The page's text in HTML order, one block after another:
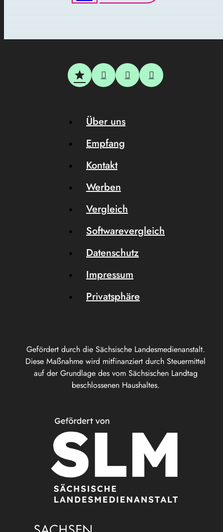
Gefördert durch die Sächsische Landesmedienanstalt.
Diese Maßnahme wird mitfinanziert durch Steuermittel
auf der Grundlage des vom Sächsischen Landtag
beschlossenen Haushaltes.
Über uns
Empfang
Kontakt
Werben
Vergleich
Softwarevergleich
Datenschutz
Impressum
Privatsphäre